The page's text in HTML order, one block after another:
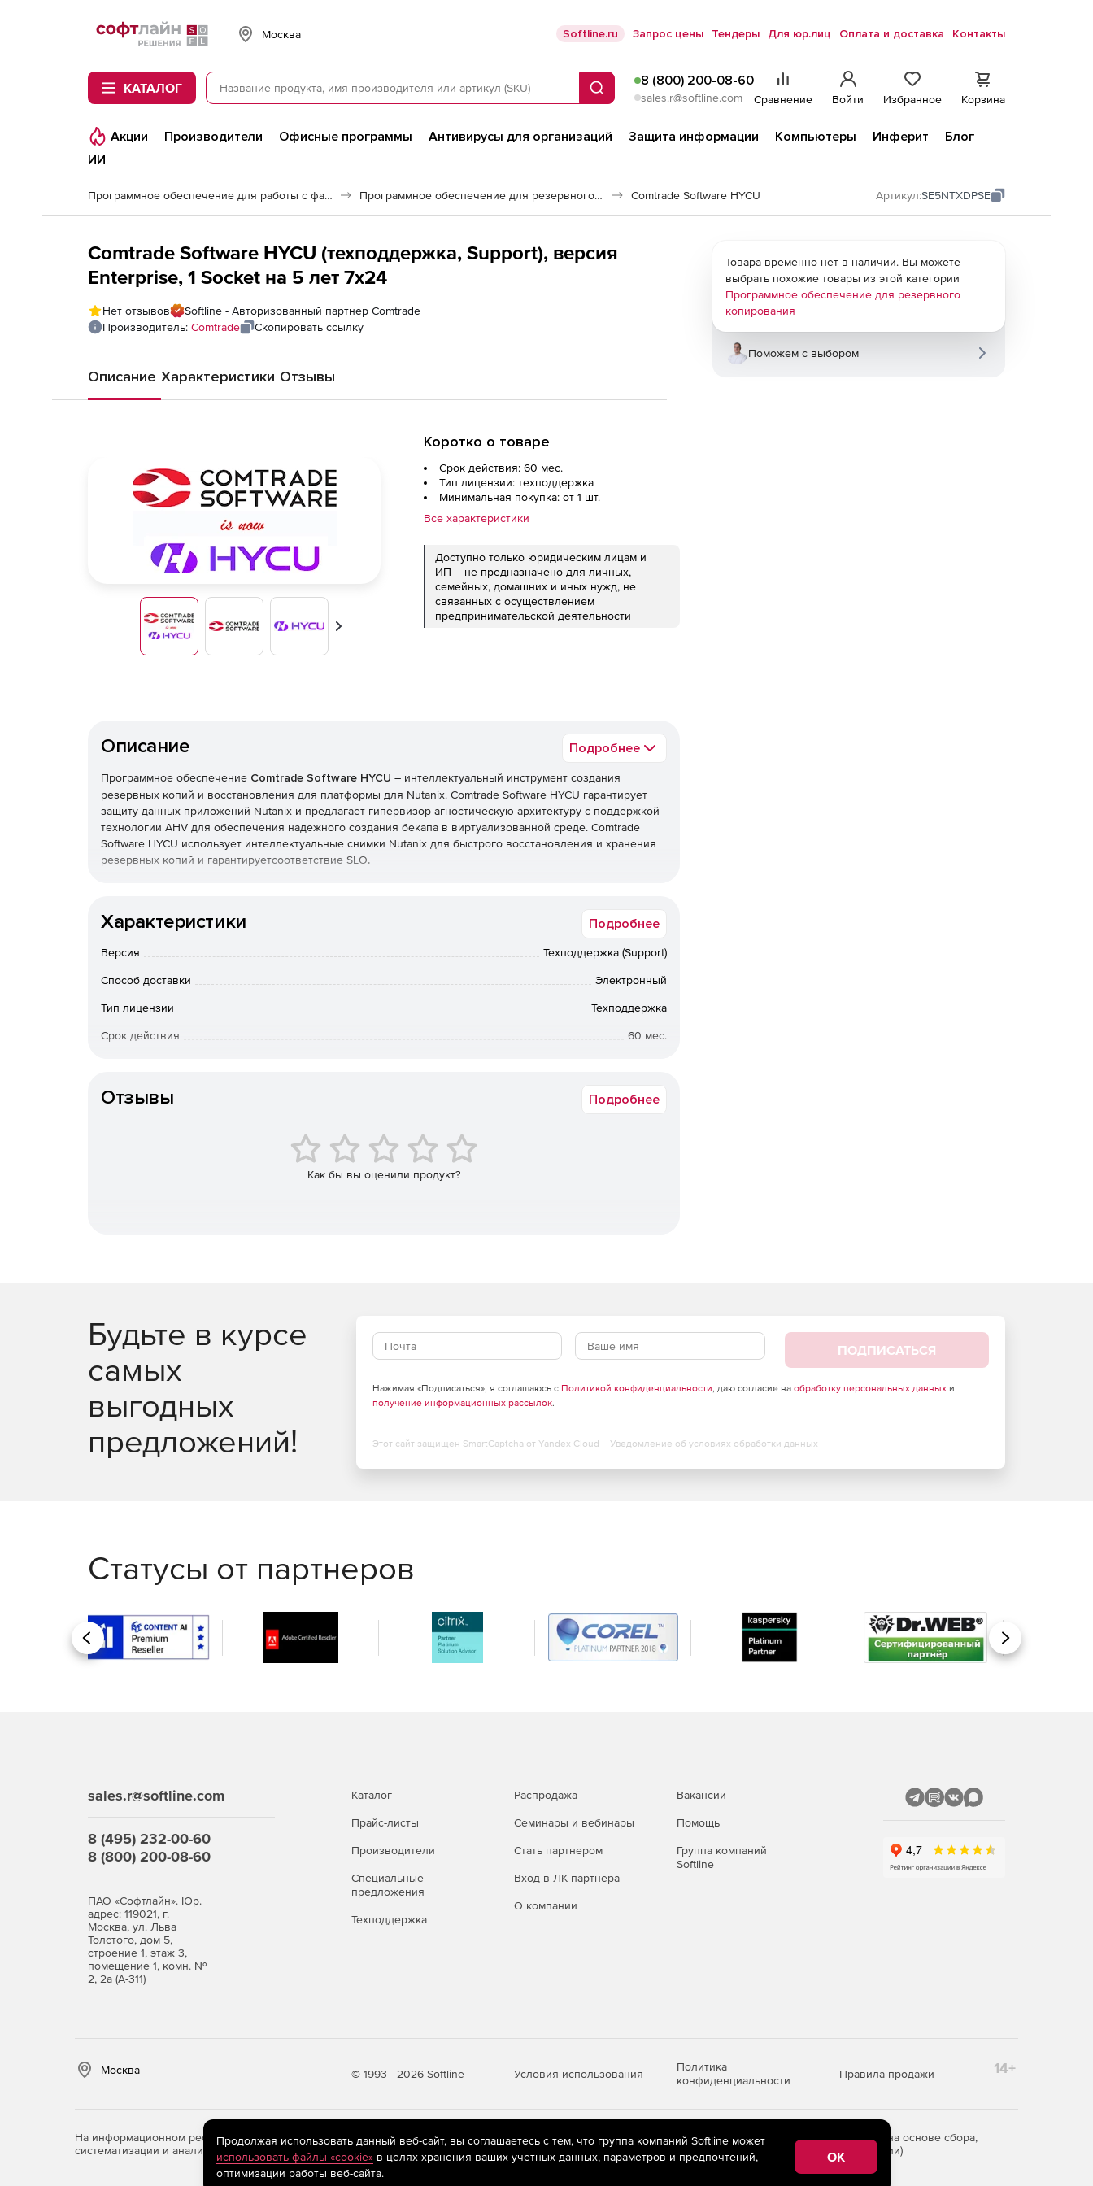
Softline
Москва Softline.ru Запрос цены Тендеры Для юр.лиц Оплата и доставка Контакты
КАТАЛОГ Поиск
8 (800) 200-08-60
sales.r@softline.com Сравнение Войти Избранное Корзина
Акции Производители Офисные программы Антивирусы для организаций Защита информации Компьютеры Инферит
Блог
ИИ
Программное обеспечение для работы с файлами и дисками Программное обеспечение для резервного копирования Comtrade Software HYCU Артикул:SE5NTXDPSE
Comtrade Software HYCU (техподдержка, Support), версия
Enterprise, 1 Socket на 5 лет 7x24
Нет отзывов
Softline - Авторизованный партнер Comtrade
Производитель: Comtrade Скопировать ссылку
Описание Характеристики Отзывы
Вперед
Коротко о товаре
Срок действия: 60 мес.
Тип лицензии: техподдержка
Минимальная покупка: от 1 шт.
Все характеристики
Доступно только юридическим лицам и
ИП – не предназначено для личных,
семейных, домашних и иных нужд, не
связанных с осуществлением
предпринимательской деятельности
Описание Подробнее
Программное обеспечение Comtrade Software HYCU – интеллектуальный инструмент создания
резервных копий и восстановления для платформы для Nutanix. Comtrade Software HYCU гарантирует
защиту данных приложений Nutanix и предлагает гипервизор-агностическую архитектуру с поддержкой
технологии AHV для обеспечения надежного создания бекапа в виртуализованной среде. Comtrade
Software HYCU использует интеллектуальные снимки Nutanix для быстрого восстановления и хранения
резервных копий и гарантируетсоответствие SLO.
Характеристики Подробнее
Версия Техподдержка (Support)
Способ доставки Электронный
Тип лицензии Техподдержка
Срок действия 60 мес.
Отзывы Подробнее
Как бы вы оценили продукт?
Товара временно нет в наличии. Вы можете
выбрать похожие товары из этой категории
Программное обеспечение для резервного
копирования
Поможем с выбором
Будьте в курсе
самых
выгодных
предложений!
ПОДПИСАТЬСЯ
Нажимая «Подписаться», я соглашаюсь с Политикой конфиденциальности, даю согласие на обработку персональных данныхи
получение информационных рассылок.
Этот сайт защищен SmartCaptcha от Yandex Cloud - Уведомление об условиях обработки данных
Статусы от партнеров
Назад Вперед
sales.r@softline.com
8 (495) 232-00-60
8 (800) 200-08-60
ПАО «Софтлайн». Юр.
адрес: 119021, г.
Москва, ул. Льва
Толстого, дом 5,
строение 1, этаж 3,
помещение 1, комн. №
2, 2а (А-311)
Каталог
Прайс-листы
Производители
Специальные
предложения
Техподдержка
Распродажа
Семинары и вебинары
Стать партнером
Вход в ЛК партнера
О компании
Вакансии
Помощь
Группа компаний
Softline
Москва © 1993—2026 Softline Условия использования
Политика
конфиденциальности
Правила продажи 14+
На информационном ресурсе store.softline.ru применяютсярекомендательные технологии(информационные технологии предоставления информации на основе сбора,
систематизации и анализа сведений, относящихся к предпочтениям пользователей сети «Интернет», находящихся на территории Российской Федерации)
Продолжая использовать данный веб-сайт, вы соглашаетесь с тем, что группа компаний Softline может
использовать файлы «cookie»в целях хранения ваших учетных данных, параметров и предпочтений,
оптимизации работы веб-сайта.
OK